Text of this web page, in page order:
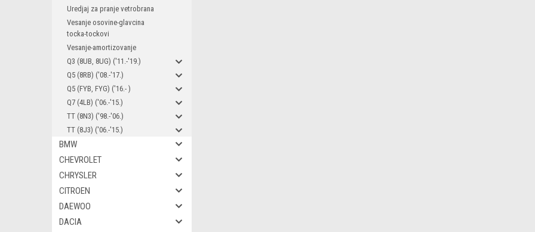
Uredjaj za pranje vetrobrana
Vesanje osovine-glavcina
tocka-tockovi
Vesanje-amortizovanje
Q3 (8UB, 8UG) ('11.-'19.)
Q5 (8RB) ('08.-'17.)
Q5 (FYB, FYG) ('16.- )
Q7 (4LB) ('06.-'15.)
TT (8N3) ('98.-'06.)
TT (8J3) ('06.-'15.)
BMW
CHEVROLET
CHRYSLER
CITROEN
DAEWOO
DACIA